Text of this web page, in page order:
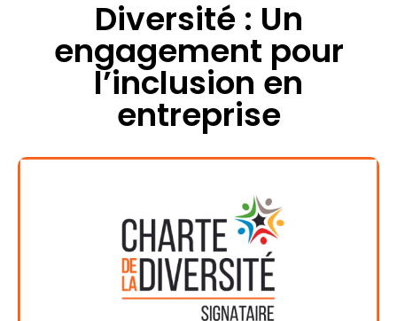
Diversité : Un
engagement pour
l’inclusion en
entreprise